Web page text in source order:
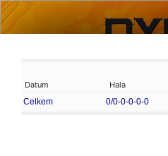
Datum
Hala
Celkem
0/0-0-0-0-0